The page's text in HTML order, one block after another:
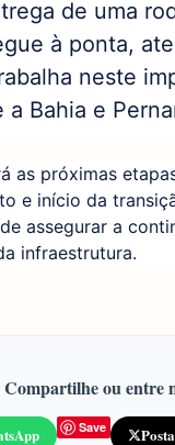
de uma
à ponta,
neste
Bahia e
as próximas
e início da
assegurar a
infraestrutura.
ou entre
Save